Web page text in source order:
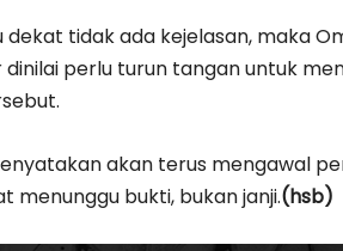
tidak ada kejelasan, maka
dinilai perlu turun tangan untuk
akan terus mengawal
menunggu bukti, bukan janji.(hsb)